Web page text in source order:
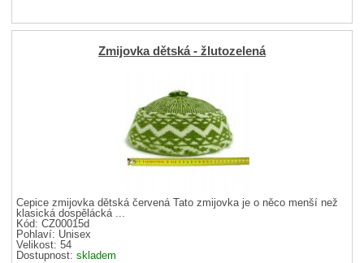
Zmijovka dětská - žlutozelená
Čepice zmijovka dětská červená Tato zmijovka je o něco menší než
klasická dospělácká ...
Kód: CZ00015d
Pohlaví: Unisex
Velikost:54
Dostupnost:skladem